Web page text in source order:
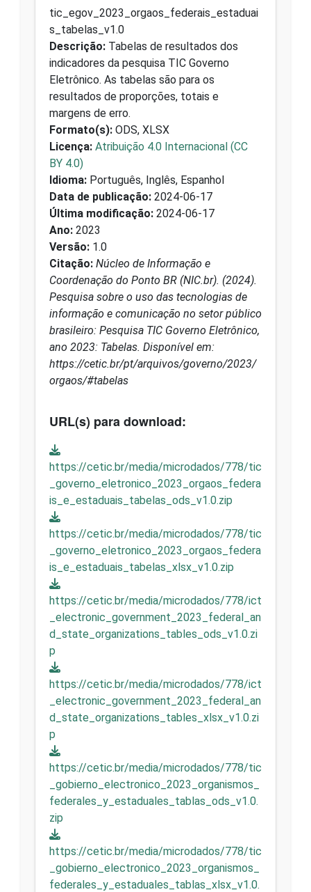
tic_egov_2023_orgaos_federais_estaduai
s_tabelas_v1.0
Descrição: Tabelas de resultados dos
indicadores da pesquisa TIC Governo
Eletrônico. As tabelas são para os
resultados de proporções, totais e
margens de erro.
Formato(s): ODS, XLSX
Licença: Atribuição 4.0 Internacional (CC
BY 4.0)
Idioma: Português, Inglês, Espanhol
Data de publicação: 2024-06-17
Última modificação: 2024-06-17
Ano: 2023
Versão: 1.0
Citação: Núcleo de Informação e
Coordenação do Ponto BR (NIC.br). (2024).
Pesquisa sobre o uso das tecnologias de
informação e comunicação no setor público
brasileiro: Pesquisa TIC Governo Eletrônico,
ano 2023: Tabelas. Disponível em:
https://cetic.br/pt/arquivos/governo/2023/
orgaos/#tabelas
URL(s) para download:
https://cetic.br/media/microdados/778/tic
_governo_eletronico_2023_orgaos_federa
is_e_estaduais_tabelas_ods_v1.0.zip
https://cetic.br/media/microdados/778/tic
_governo_eletronico_2023_orgaos_federa
is_e_estaduais_tabelas_xlsx_v1.0.zip
https://cetic.br/media/microdados/778/ict
_electronic_government_2023_federal_an
d_state_organizations_tables_ods_v1.0.zi
p
https://cetic.br/media/microdados/778/ict
_electronic_government_2023_federal_an
d_state_organizations_tables_xlsx_v1.0.zi
p
https://cetic.br/media/microdados/778/tic
_gobierno_electronico_2023_organismos_
federales_y_estaduales_tablas_ods_v1.0.
zip
https://cetic.br/media/microdados/778/tic
_gobierno_electronico_2023_organismos_
federales_y_estaduales_tablas_xlsx_v1.0.